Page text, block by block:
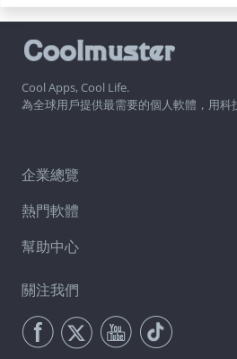
Cool Apps, Cool Life.
為全球用戶提供最需要的個人軟體，用科
企業總覽
熱門軟體
幫助中心
關注我們